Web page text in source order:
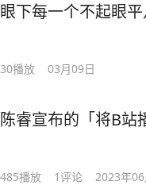
眼下每一个不起眼
30播放 03月09日
陈睿宣布的「将B站
485播放 1评论 2023年